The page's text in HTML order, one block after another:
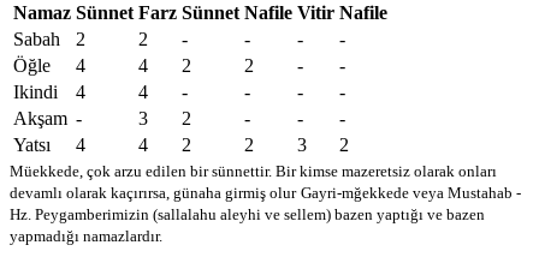
Namaz Sünnet Farz Sünnet Nafile Vitir Nafile
Sabah
2 2 - - -
-
Öğle
4 4 2 2 -
-
Ikindi
4 4 - - -
-
Akşam - 3 2 - -
-
Yatsı
4 4 2 2 3 2
Müekkede, çok arzu edilen bir sünnettir. Bir kimse mazeretsiz olarak onları
devamlı olarak kaçırırsa, günaha girmiş olur Gayri-mğekkede veya Mustahab -
Hz. Peygamberimizin (sallalahu aleyhi ve sellem) bazen yaptığı ve bazen
yapmadığı namazlardır.